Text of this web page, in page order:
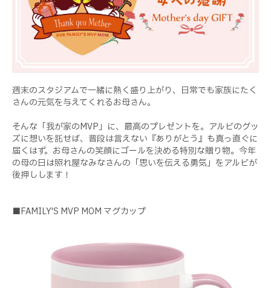
週末のスタジアムで一緒に熱く盛り上がり、日常でも家族にたく
さんの元気を与えてくれるお母さん。
そんな「我が家のMVP」に、最高のプレゼントを。アルビのグッ
ズに想いを託せば、普段は言えない『ありがとう』も真っ直ぐに
届くはず。お母さんの笑顔にゴールを決める特別な贈り物。今年
の母の日は照れ屋なみなさんの「思いを伝える勇気」をアルビが
後押しします！
■FAMILY'S MVP MOM マグカップ